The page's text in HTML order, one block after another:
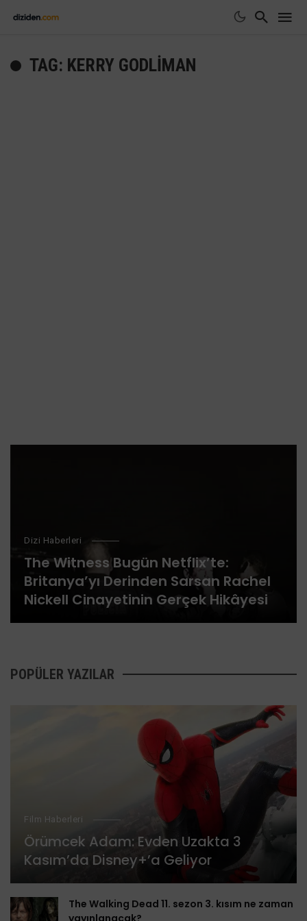
TAG: KERRY GODLIMAN
Dizi Haberleri
The Witness Bugün Netflix’te:
Britanya’yı Derinden Sarsan Rachel
Nickell Cinayetinin Gerçek Hikâyesi
POPÜLER YAZILAR
Film Haberleri
Örümcek Adam: Evden Uzakta 3
Kasım’da Disney+’a Geliyor
The Walking Dead 11. sezon 3. kısım ne zaman
yayınlanacak?